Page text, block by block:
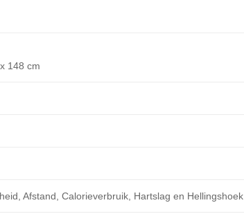
148 cm
Afstand, Calorieverbruik, Hartslag en Hellingshoek